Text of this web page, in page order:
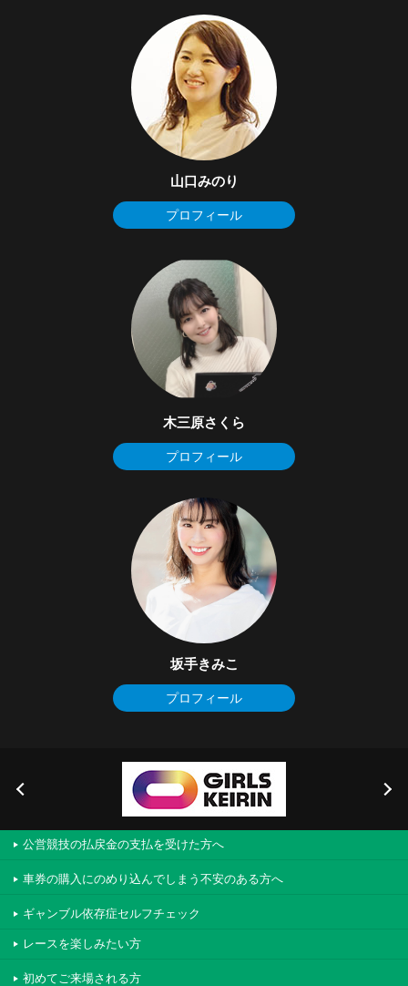
山口みのり
プロフィール
木三原さくら
プロフィール
坂手きみこ
プロフィール
公営競技の払戻金の支払を受けた方へ
車券の購入にのめり込んでしまう不安のある方へ
ギャンブル依存症セルフチェック
レースを楽しみたい方
初めてご来場される方